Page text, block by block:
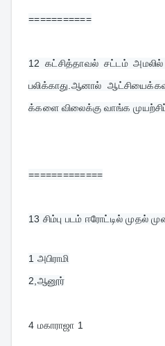
===========
12 கட்சித்தாவல் சட்டம்
பலிக்காது.ஆனால்
க்களை விலைக்கு வாங்க
=============
13 சிம்பு படம் ஈரோட்டில் முதல்
1 அபிராமி
4 மகாராஜா 1